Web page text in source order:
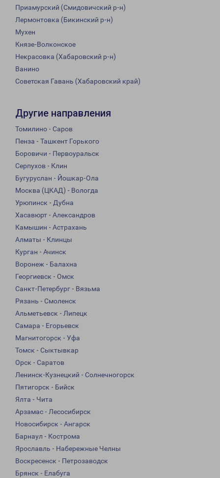
Приамурский (Смидовичский р-н)
Лермонтовка (Бикинский р-н)
Мухен
Князе-Волконское
Некрасовка (Хабаровский р-н)
Ванино
Советская Гавань (Хабаровский край)
Другие направления
Томилино - Саров
Пенза - Ташкент Горького
Боровичи - Первоуральск
Серпухов - Клин
Бугуруслан - Йошкар-Ола
Москва (ЦКАД) - Вологда
Урюпинск - Дубна
Хасавюрт - Александров
Камышин - Астрахань
Алматы - Клинцы
Курган - Ачинск
Воронеж - Балахна
Георгиевск - Омск
Санкт-Петербург - Вязьма
Рязань - Смоленск
Альметьевск - Липецк
Самара - Егорьевск
Магнитогорск - Уфа
Томск - Сыктывкар
Орск - Саратов
Ленинск-Кузнецкий - Солнечногорск
Пятигорск - Бийск
Ялта - Чита
Арзамас - Лесосибирск
Новосибирск - Ангарск
Барнаул - Кострома
Ярославль - Набережные Челны
Воскресенск - Петрозаводск
Брянск - Елабуга